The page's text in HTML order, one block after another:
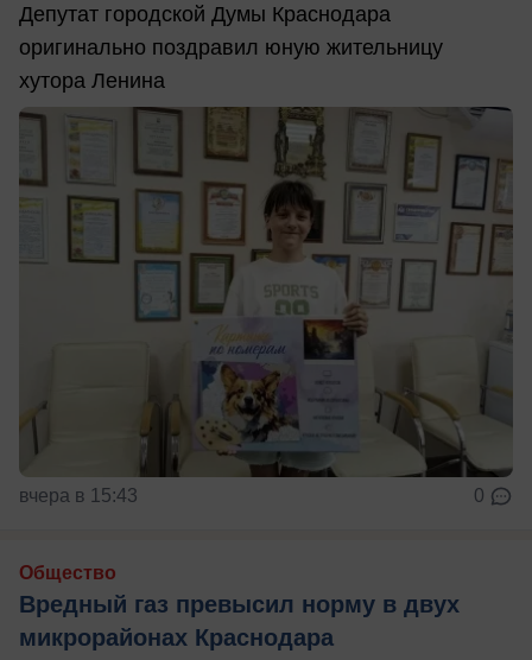
Депутат городской Думы Краснодара
оригинально поздравил юную жительницу
хутора Ленина
вчера в 15:43 0
Общество
Вредный газ превысил норму в двух
микрорайонах Краснодара